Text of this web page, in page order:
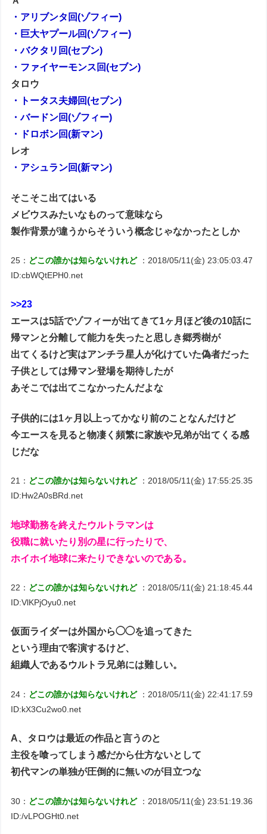
・アリブンタ回(ゾフィー)
・巨大ヤプール回(ゾフィー)
・バクタリ回(セブン)
・ファイヤーモンス回(セブン)
タロウ
・トータス夫婦回(セブン)
・バードン回(ゾフィー)
・ドロボン回(新マン)
レオ
・アシュラン回(新マン)
そこそこ出てはいる
メビウスみたいなものって意味なら
製作背景が違うからそういう概念じゃなかったとしか
25： どこの誰かは知らないけれど ：2018/05/11(金) 23:05:03.47
ID:cbWQtEPH0.net
>>23
エースは5話でゾフィーが出てきて1ヶ月ほど後の10話に
帰マンと分離して能力を失ったと思しき郷秀樹が
出てくるけど実はアンチラ星人が化けていた偽者だった
子供としては帰マン登場を期待したが
あそこでは出てこなかったんだよな
子供的には1ヶ月以上ってかなり前のことなんだけど
今エースを見ると物凄く頻繁に家族や兄弟が出てくる感
じだな
21： どこの誰かは知らないけれど ：2018/05/11(金) 17:55:25.35
ID:Hw2A0sBRd.net
地球勤務を終えたウルトラマンは
役職に就いたり別の星に行ったりで、
ホイホイ地球に来たりできないのである。
22： どこの誰かは知らないけれど ：2018/05/11(金) 21:18:45.44
ID:VlKPjOyu0.net
仮面ライダーは外国から◯◯を追ってきた
という理由で客演するけど、
組織人であるウルトラ兄弟には難しい。
24： どこの誰かは知らないけれど ：2018/05/11(金) 22:41:17.59
ID:kX3Cu2wo0.net
A、タロウは最近の作品と言うのと
主役を喰ってしまう感だから仕方ないとして
初代マンの単独が圧倒的に無いのが目立つな
30： どこの誰かは知らないけれど ：2018/05/11(金) 23:51:19.36
ID:/vLPOGHt0.net